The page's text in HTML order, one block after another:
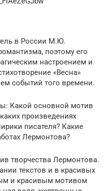
в России М.Ю.
поэтому его
настроением и
«Весна»
событий того времени.
Какой основной мотив
произведениях
писателя? Какие
Лермонтова?
творчества Лермонтова.
текстов и в красивых
и красивым мотивом